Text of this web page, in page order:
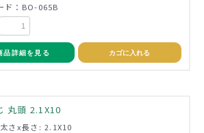
ド：BO-065B
品詳細を見る カゴに入れる
丸頭 2.1X10
さx長さ: 2.1X10